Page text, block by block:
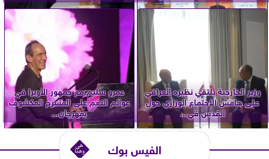
وزير الخارجية يلتقي نظيره العراقي
على هامش الاجتماع الوزاري حول
القدس في...
عمرو سليم مع جمهور الأوبرا في
عوالم النغم على المسرح المكشوف
بمهرجان...
الفيس بوك